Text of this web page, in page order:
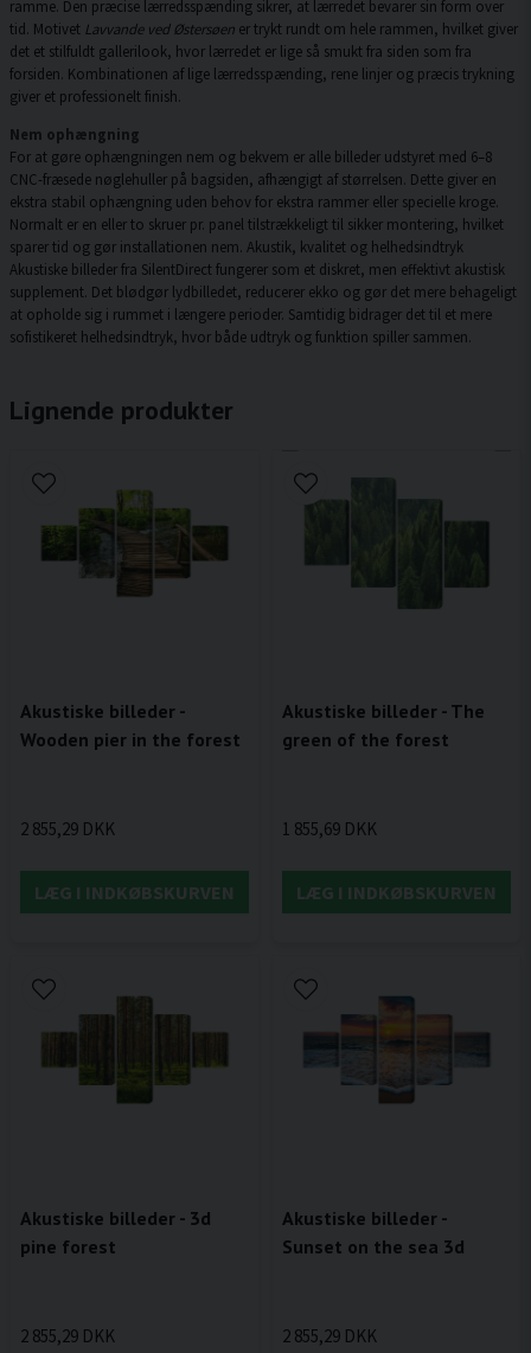
ramme. Den præcise lærredsspænding sikrer, at lærredet bevarer sin form over
tid. Motivet Lavvande ved Østersøen er trykt rundt om hele rammen, hvilket giver
det et stilfuldt gallerilook, hvor lærredet er lige så smukt fra siden som fra
forsiden. Kombinationen af lige lærredsspænding, rene linjer og præcis trykning
giver et professionelt finish.
Nem ophængning
For at gøre ophængningen nem og bekvem er alle billeder udstyret med 6–8
CNC-fræsede nøglehuller på bagsiden, afhængigt af størrelsen. Dette giver en
ekstra stabil ophængning uden behov for ekstra rammer eller specielle kroge.
Normalt er en eller to skruer pr. panel tilstrækkeligt til sikker montering, hvilket
sparer tid og gør installationen nem. Akustik, kvalitet og helhedsindtryk
Akustiske billeder fra SilentDirect fungerer som et diskret, men effektivt akustisk
supplement. Det blødgør lydbilledet, reducerer ekko og gør det mere behageligt
at opholde sig i rummet i længere perioder. Samtidig bidrager det til et mere
sofistikeret helhedsindtryk, hvor både udtryk og funktion spiller sammen.
Lignende produkter
Akustiske billeder -
Wooden pier in the forest
2 855,29 DKK
LÆG I INDKØBSKURVEN
Akustiske billeder - The
green of the forest
1 855,69 DKK
LÆG I INDKØBSKURVEN
Akustiske billeder - 3d
pine forest
2 855,29 DKK
Akustiske billeder -
Sunset on the sea 3d
2 855,29 DKK